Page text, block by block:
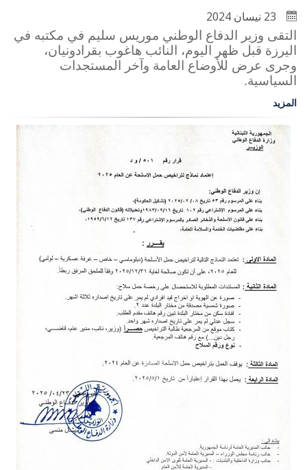
التقى وزير الدفاع الوطني موريس سليم في مكتبه في
اليرزة قبل ظهر اليوم، النائب هاغوب بقرادونيان،
وجرى عرض للأوضاع العامة وآخر المستجدات
السياسية.
المزيد